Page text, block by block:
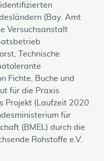
identifizierten
(Bay. Amt
Versuchsanstalt
Technische
Fichte, Buche und
für die Praxis
Projekt (Laufzeit 2020
für
(BMEL) durch die
Rohstoffe e.V.